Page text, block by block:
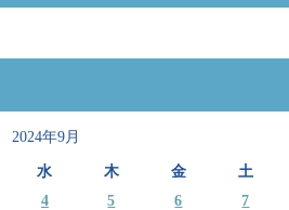
2024年9月
水 木 金 土
4 5 6
7